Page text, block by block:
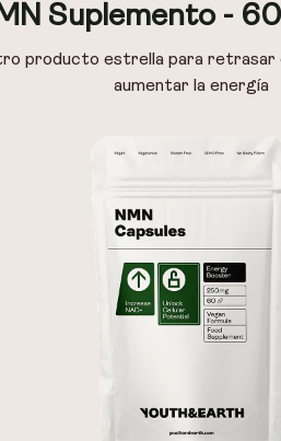
Suplemento -
producto estrella para retrasar
aumentar la energía